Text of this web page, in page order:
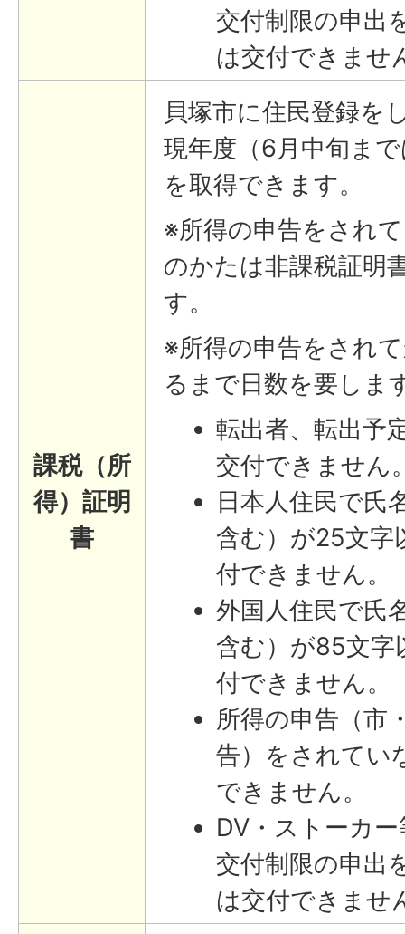
交付制限の申出
は交付できませ
課税（所
得）証明
書
貝塚市に住民登録を
現年度（6月中旬ま
を取得できます。
※所得の申告をされ
のかたは非課税証明
す。
※所得の申告をされ
るまで日数を要しま
転出者、転出予
交付できません
日本人住民で氏
含む）が25文字
付できません。
外国人住民で氏
含む）が85文字
付できません。
所得の申告（市
告）をされてい
できません。
DV・ストーカ
交付制限の申出
は交付できませ